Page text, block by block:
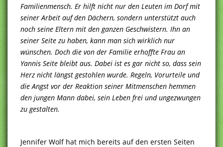
Familienmensch. Er hilft nicht nur den Leuten im Dorf mit
seiner Arbeit auf den Dächern, sondern unterstützt auch
noch seine Eltern mit den ganzen Geschwistern. Ihn an
seiner Seite zu haben, kann man sich wirklich nur
wünschen. Doch die von der Familie erhoffte Frau an
Yannis Seite bleibt aus. Dabei ist es gar nicht so, dass sein
Herz nicht längst gestohlen wurde. Regeln, Vorurteile und
die Angst vor der Reaktion seiner Mitmenschen hemmen
den jungen Mann dabei, sein Leben frei und ungezwungen
zu gestalten.
Jennifer Wolf hat mich bereits auf den ersten Seiten